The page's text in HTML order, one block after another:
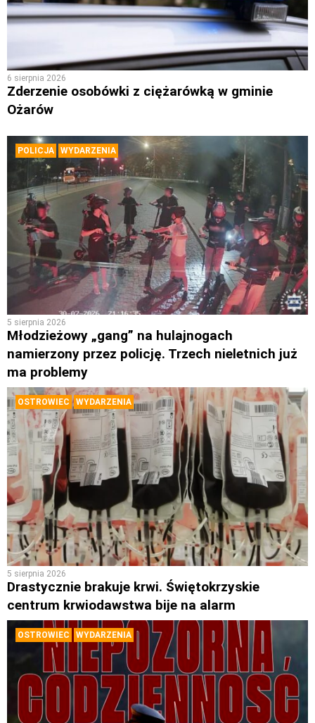
6 sierpnia 2026
Zderzenie osobówki z ciężarówką w gminie
Ożarów
POLICJA WYDARZENIA
5 sierpnia 2026
Młodzieżowy „gang” na hulajnogach
namierzony przez policję. Trzech nieletnich już
ma problemy
OSTROWIEC WYDARZENIA
5 sierpnia 2026
Drastycznie brakuje krwi. Świętokrzyskie
centrum krwiodawstwa bije na alarm
OSTROWIEC WYDARZENIA